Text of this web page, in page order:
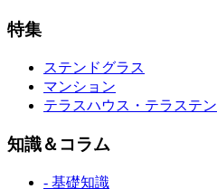
特集
ステンドグラス
マンション
テラスハウス・テラステン
知識＆コラム
- 基礎知識